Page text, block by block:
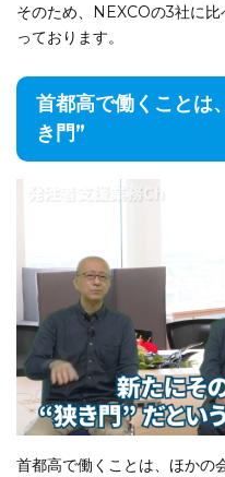
そのため、NEXCOの3社に
っております。
首都高で働くことは
き門”
首都高で働くことは、ほかの